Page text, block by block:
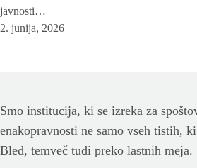
javnosti…
2. junija, 2026
Smo institucija, ki se izreka za
enakopravnosti ne samo vseh tistih,
Bled, temveč tudi preko lastnih meja.